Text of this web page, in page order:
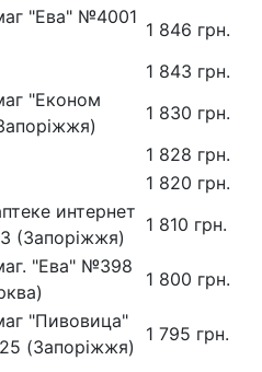
"Ева" №4001
1 846 грн.
1 843 грн.
"Економ
1 830 грн.
1 828 грн.
1 820 грн.
интернет
(Запоріжжя)
1 810 грн.
"Ева" №398
1 800 грн.
"Пивовица"
(Запоріжжя)
1 795 грн.